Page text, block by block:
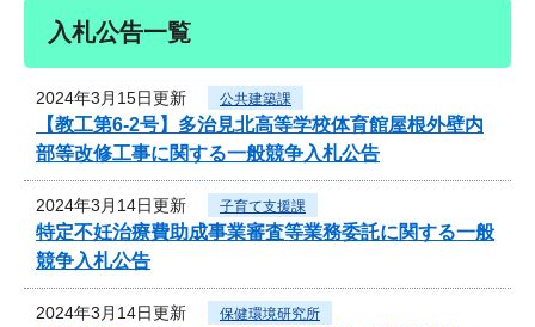
入札公告一覧
2024年3月15日更新 公共建築課
【教工第6-2号】多治見北高等学校体育館屋根外壁内
部等改修工事に関する一般競争入札公告
2024年3月14日更新 子育て支援課
特定不妊治療費助成事業審査等業務委託に関する一般
競争入札公告
2024年3月14日更新 保健環境研究所